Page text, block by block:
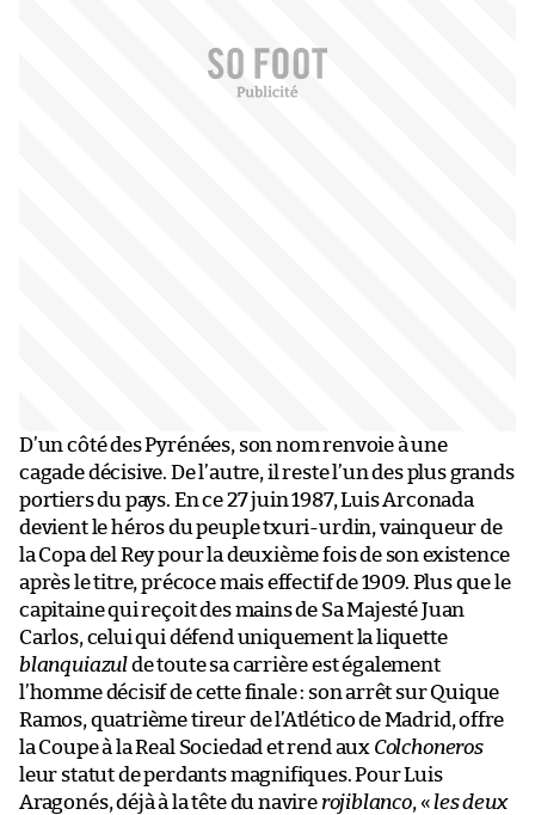
D’un côté des Pyrénées, son nom renvoie à une
cagade décisive. De l’autre, il reste l’un des plus grands
portiers du pays. En ce 27 juin 1987, Luis Arconada
devient le héros du peuple txuri-urdin, vainqueur de
la Copa del Rey pour la deuxième fois de son existence
après le titre, précoce mais effectif de 1909. Plus que le
capitaine qui reçoit des mains de Sa Majesté Juan
Carlos, celui qui défend uniquement la liquette
blanquiazulde toute sa carrière est également
l’homme décisif de cette finale : son arrêt sur Quique
Ramos, quatrième tireur de l’Atlético de Madrid, offre
la Coupe à la Real Sociedad et rend aux Colchoneros
leur statut de perdants magnifiques. Pour Luis
Aragonés, déjà à la tête du navire rojiblanco, « les deux